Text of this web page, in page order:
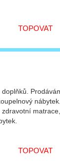
TOPOVAT
TOPOVAT